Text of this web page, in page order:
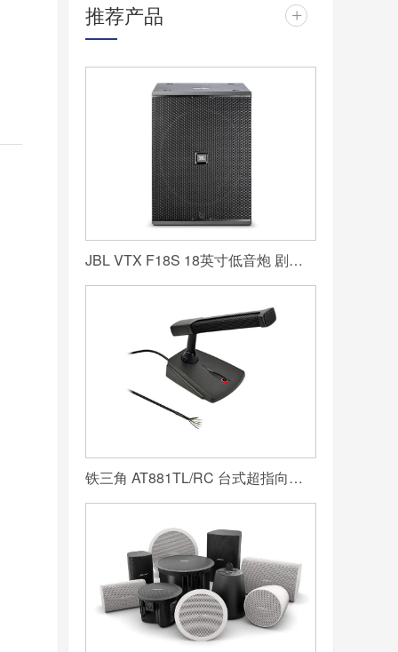
推荐产品 +
JBL VTX F18S 18英寸低音炮 剧场音箱 流动演出音箱
铁三角 AT881TL/RC 台式超指向电容话筒(带LED灯及遥控功能)